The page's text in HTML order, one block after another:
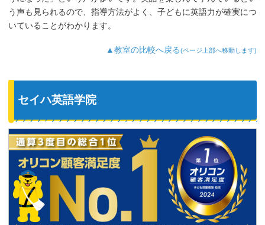
う声も見られるので、指導方法がよく、子どもに英語力が確実につ
いていることがわかります。
▲教室の比較へ戻る(ページ上部へ移動します)
セイハ英語学院